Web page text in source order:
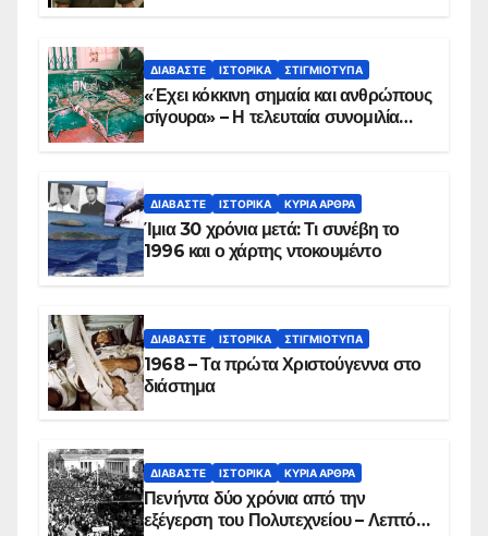
ΔΙΑΒΆΣΤΕ ΙΣΤΟΡΙΚΆ ΣΤΙΓΜΙΌΤΥΠΑ
«Έχει κόκκινη σημαία και ανθρώπους
σίγουρα» – Η τελευταία συνομιλία
ΔΙΑΒΆΣΤΕ ΙΣΤΟΡΙΚΆ ΚΥΡΙΑ ΑΡΘΡΑ
Ίμια 30 χρόνια μετά: Τι συνέβη το
1996 και ο χάρτης ντοκουμέντο
ΔΙΑΒΆΣΤΕ ΙΣΤΟΡΙΚΆ ΣΤΙΓΜΙΌΤΥΠΑ
1968 – Τα πρώτα Χριστούγεννα στο
διάστημα
ΔΙΑΒΆΣΤΕ ΙΣΤΟΡΙΚΆ ΚΥΡΙΑ ΑΡΘΡΑ
Πενήντα δύο χρόνια από την
εξέγερση του Πολυτεχνείου – Λεπτό